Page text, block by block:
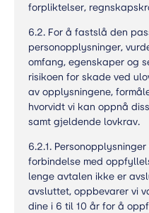
forpliktelser,
6.2. For å fastslå den
personopplysninger,
omfang, egenskaper og
risikoen for skade ved
av opplysningene,
hvorvidt vi kan oppnå
samt gjeldende lovkrav.
6.2.1.
forbindelse med
lenge avtalen ikke er
avsluttet, oppbevarer vi
dine i 6 til 10 år for å